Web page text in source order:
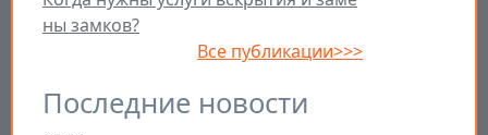
ны замков?
Все публикации>>>
Последние новости